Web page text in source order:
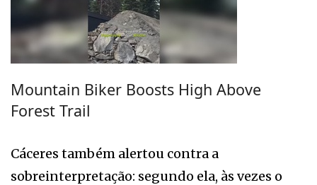
Mountain Biker Boosts High Above
Forest Trail
Cáceres também alertou contra a
sobreinterpretação: segundo ela, às vezes o